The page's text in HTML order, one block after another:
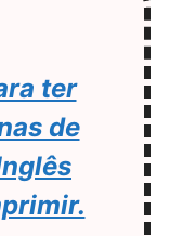
ter
de